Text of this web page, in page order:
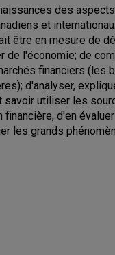
des
et
être en mesure de
l'économie; de
financiers (les
d'analyser,
savoir utiliser les
d'en
les grands